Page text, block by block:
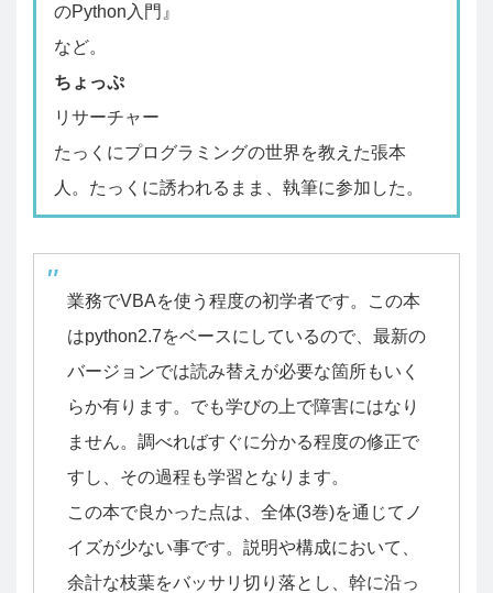
のPython入門』
など。
ちょっぷ
リサーチャー
たっくにプログラミングの世界を教えた張本
人。たっくに誘われるまま、執筆に参加した。
業務でVBAを使う程度の初学者です。この本
はpython2.7をベースにしているので、最新の
バージョンでは読み替えが必要な箇所もいく
らか有ります。でも学びの上で障害にはなり
ません。調べればすぐに分かる程度の修正で
すし、その過程も学習となります。
この本で良かった点は、全体(3巻)を通じてノ
イズが少ない事です。説明や構成において、
余計な枝葉をバッサリ切り落とし、幹に沿っ